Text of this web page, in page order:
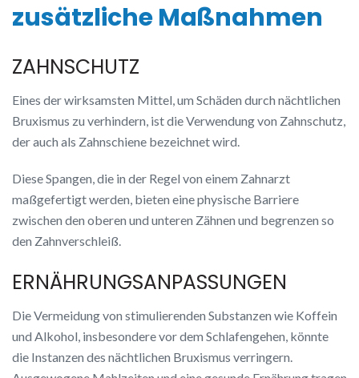
zusätzliche Maßnahmen
ZAHNSCHUTZ
Eines der wirksamsten Mittel, um Schäden durch nächtlichen
Bruxismus zu verhindern, ist die Verwendung von Zahnschutz,
der auch als Zahnschiene bezeichnet wird.
Diese Spangen, die in der Regel von einem Zahnarzt
maßgefertigt werden, bieten eine physische Barriere
zwischen den oberen und unteren Zähnen und begrenzen so
den Zahnverschleiß.
ERNÄHRUNGSANPASSUNGEN
Die Vermeidung von stimulierenden Substanzen wie Koffein
und Alkohol, insbesondere vor dem Schlafengehen, könnte
die Instanzen des nächtlichen Bruxismus verringern.